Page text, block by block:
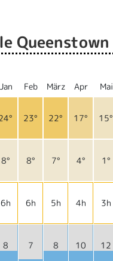
Queenstown
Jan Feb März Apr Mai
23° 22° 17° 15°
8° 8° 7° 4° 1°
6h 6h 5h 4h 3h
8 7 8 10 12